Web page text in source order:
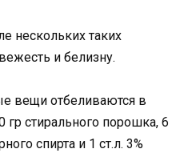
нескольких таких
и белизну.
вещи отбеливаются в
гр стирального порошка, 6
спирта и 1 ст.л. 3%